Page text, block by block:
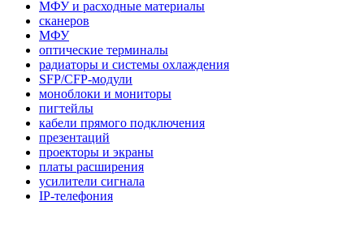
МФУ и расходные материалы
сканеров
МФУ
оптические терминалы
радиаторы и системы охлаждения
SFP/CFP-модули
моноблоки и мониторы
пигтейлы
кабели прямого подключения
презентаций
проекторы и экраны
платы расширения
усилители сигнала
IP-телефония